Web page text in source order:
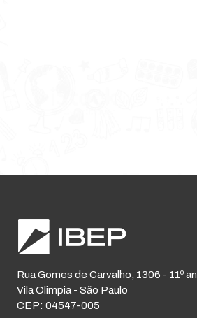
Rua Gomes de Carvalho, 1306 - 11º
Vila Olimpia - São Paulo
CEP: 04547-005